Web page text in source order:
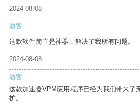
2024-08-08
游客
这款软件简直是神器，解决了我所有问题。
2024-08-08
游客
这款加速器VPM应用程序已经为我们带来了
护。